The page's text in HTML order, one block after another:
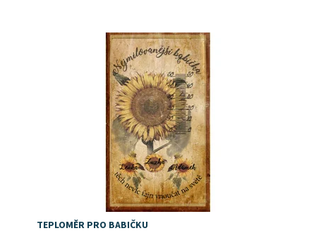
Retro teploměr pro babičku je fajn dárek!
Skladem
TEPLOMĚR PRO BABIČKU